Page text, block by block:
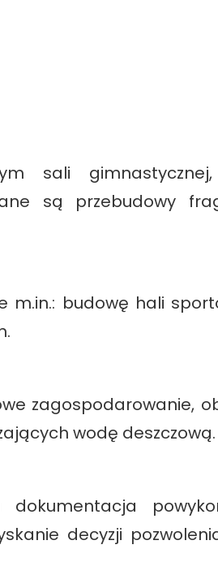
sali
są przebudowy
budowę hali
zagospodarowanie,
wodę deszczową.
dokumentacja
decyzji